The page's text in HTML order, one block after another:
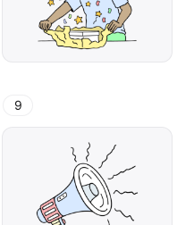
9